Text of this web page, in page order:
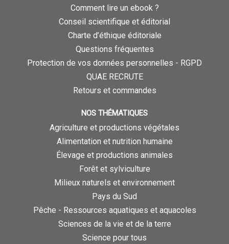
Comment lire un ebook ?
Conseil scientifique et éditorial
Charte d’éthique éditoriale
Questions fréquentes
Protection de vos données personnelles - RGPD
QUAE RECRUTE
Retours et commandes
NOS THÉMATIQUES
Agriculture et productions végétales
Alimentation et nutrition humaine
Élevage et productions animales
Forêt et sylviculture
Milieux naturels et environnement
Pays du Sud
Pêche - Ressources aquatiques et aquacoles
Sciences de la vie et de la terre
Science pour tous